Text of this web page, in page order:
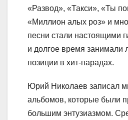
«Развод», «Такси», «Ты
«Миллион алых роз» и
песни стали настоящими
и долгое время занимали
позиции в хит-парадах.
Юрий Николаев записал
альбомов, которые были
большим энтузиазмом.